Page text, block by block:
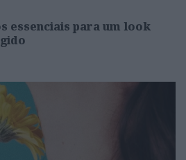
essenciais para um look